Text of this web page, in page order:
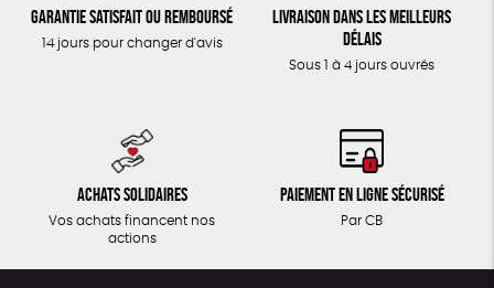
Garantie satisfait ou remboursé
14 jours pour changer d'avis
Livraison dans les meilleurs
délais
Sous 1 à 4 jours ouvrés
Achats solidaires
Vos achats financent nos
actions
Paiement en ligne sécurisé
Par CB